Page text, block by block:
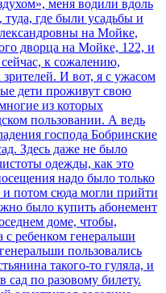
меня водили вдоль
где были усадьбы и
на Мойке,
дворца на Мойке, 122, и
к сожалению,
И вот, я с ужасом
дети проживут свою
из которых
пользовании. А ведь
господа Бобринские
Здесь даже не было
одежды, как это
надо было только
и потом сюда могли прийти
было купить абонемент
доме, чтобы,
с ребенком генеральши
пользовались
такого-то гуляла, и
по разовому билету.